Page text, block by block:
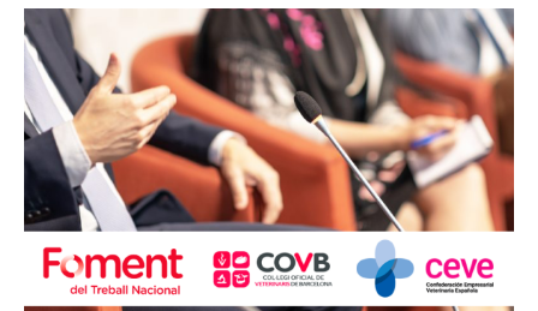
asociacionismo
y
interlocución
social
veterinaria